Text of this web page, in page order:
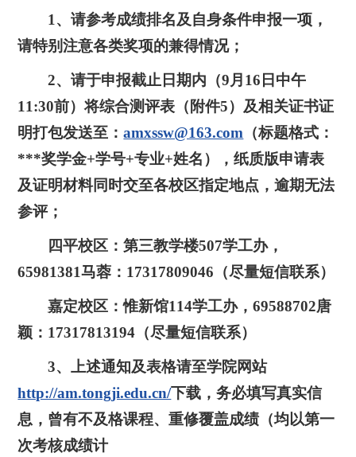
1、请参考成绩排名及自身条件申报一项，
请特别注意各类奖项的兼得情况；
2、请于申报截止日期内（9月16日中午
11:30前）将综合测评表（附件5）及相关证书证
明打包发送至：amxssw@163.com （标题格式：
***奖学金+学号+专业+姓名），纸质版申请表
及证明材料同时交至各校区指定地点，逾期无法
参评；
四平校区：第三教学楼507学工办，
65981381马蓉：17317809046（尽量短信联系）
嘉定校区：惟新馆114学工办，69588702唐
颖：17317813194（尽量短信联系）
3、上述通知及表格请至学院网站
http://am.tongji.edu.cn/下载，务必填写真实信
息，曾有不及格课程、重修覆盖成绩（均以第一
次考核成绩计